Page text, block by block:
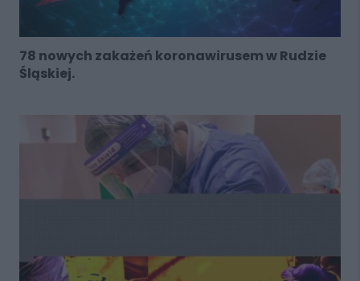
78 nowych zakażeń koronawirusem w Rudzie
Śląskiej.